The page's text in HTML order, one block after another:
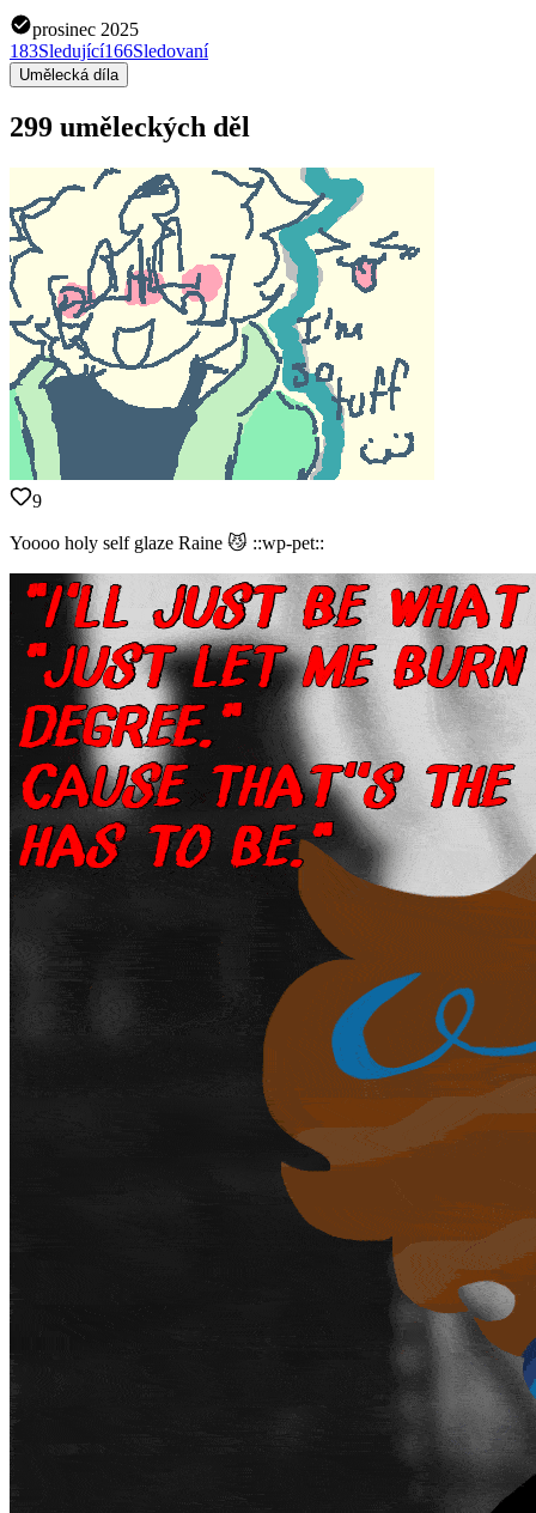
prosinec 2025
183Sledující166Sledovaní
Umělecká díla
299 uměleckých děl
9
Yoooo holy self glaze Raine 😼 ::wp-pet::